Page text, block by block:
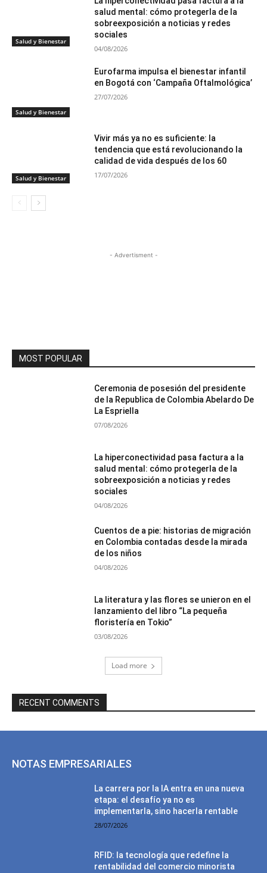
Salud y Bienestar
salud mental: cómo protegerla de la
sobreexposición a noticias y redes
sociales
04/08/2026
Salud y Bienestar
Eurofarma impulsa el bienestar infantil
en Bogotá con ‘Campaña Oftalmológica’
27/07/2026
Salud y Bienestar
Vivir más ya no es suficiente: la
tendencia que está revolucionando la
calidad de vida después de los 60
17/07/2026
- Advertisment -
MOST POPULAR
Ceremonia de posesión del presidente
de la Republica de Colombia Abelardo De
La Espriella
07/08/2026
La hiperconectividad pasa factura a la
salud mental: cómo protegerla de la
sobreexposición a noticias y redes
sociales
04/08/2026
Cuentos de a pie: historias de migración
en Colombia contadas desde la mirada
de los niños
04/08/2026
La literatura y las flores se unieron en el
lanzamiento del libro “La pequeña
floristería en Tokio”
03/08/2026
Load more
RECENT COMMENTS
NOTAS EMPRESARIALES
La carrera por la IA entra en una nueva
etapa: el desafío ya no es
implementarla, sino hacerla rentable
28/07/2026
RFID: la tecnología que redefine la
rentabilidad del comercio minorista